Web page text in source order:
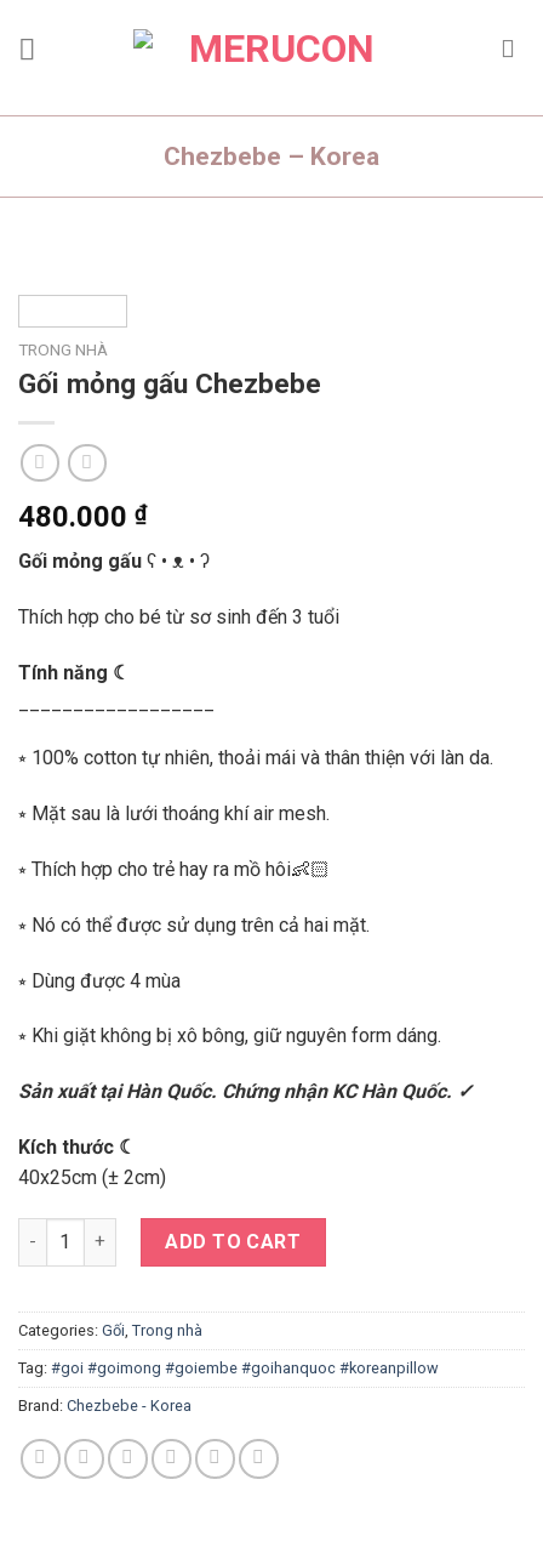
Chezbebe – Korea
TRONG NHÀ
Gối mỏng gấu Chezbebe
480.000 ₫
Gối mỏng gấu ʕ • ᴥ • ʔ
Thích hợp cho bé từ sơ sinh đến 3 tuổi
Tính năng ☾
⭒ 100% cotton tự nhiên, thoải mái và thân thiện với làn da.
⭒ Mặt sau là lưới thoáng khí air mesh.
⭒ Thích hợp cho trẻ hay ra mồ hôi👶🏻
⭒ Nó có thể được sử dụng trên cả hai mặt.
⭒ Dùng được 4 mùa
⭒ Khi giặt không bị xô bông, giữ nguyên form dáng.
Sản xuất tại Hàn Quốc. Chứng nhận KC Hàn Quốc. ✓
Kích thước ☾
40x25cm (± 2cm)
Gối mỏng gấu Chezbebe quantity
ADD TO CART
Categories: Gối Trong nhà
Tag: #goi #goimong #goiembe #goihanquoc #koreanpillow
Brand: Chezbebe - Korea